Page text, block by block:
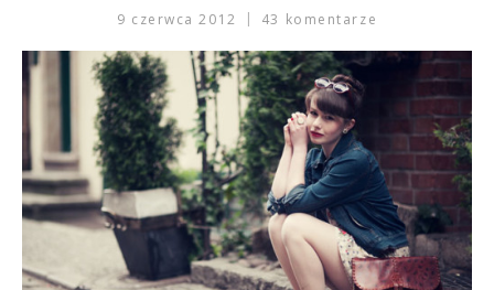
9 czerwca 2012 43 komentarze